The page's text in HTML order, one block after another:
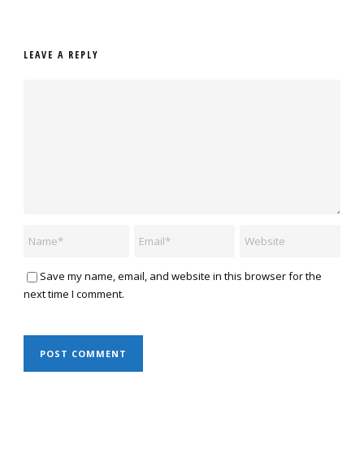
LEAVE A REPLY
Save my name, email, and website in this browser for the
next time I comment.